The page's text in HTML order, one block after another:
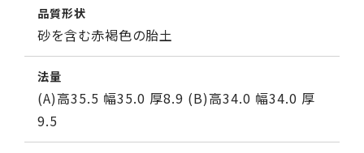
品質形状
砂を含む赤褐色の胎土
法量
(A)高35.5 幅35.0 厚8.9 (B)高34.0 幅34.0 厚
9.5